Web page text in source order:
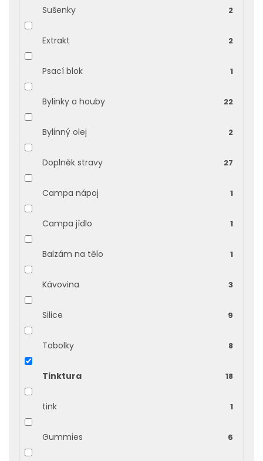
Sušenky 2
Extrakt 2
Psací blok 1
Bylinky a houby 22
Bylinný olej 2
Doplněk stravy 27
Campa nápoj 1
Campa jídlo 1
Balzám na tělo 1
Kávovina 3
Silice 9
Tobolky 8
Tinktura 18
tink 1
Gummies 6